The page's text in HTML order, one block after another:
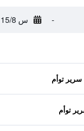
- س 15/8